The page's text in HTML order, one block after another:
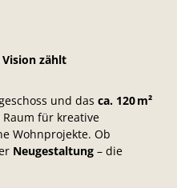
zählt
und das ca. 120 m²
für kreative
Wohnprojekte. Ob
Neugestaltung– die